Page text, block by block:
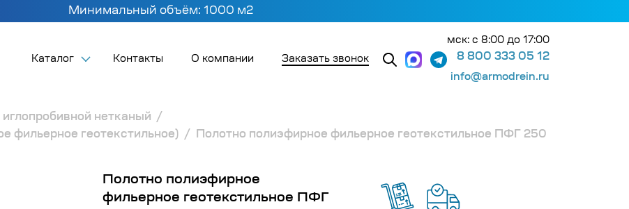
Каталог Контакты О компании Заказать звонок
мск: с 8:00 до 17:00
8 800 333 05 12
info@armodrein.ru
иглопробивной нетканый
фильерное геотекстильное)
Полотно полиэфирное фильерное геотекстильное ПФГ 250
Полотно полиэфирное
фильерное геотекстильное ПФГ
Минимальный объём: 1000 м2